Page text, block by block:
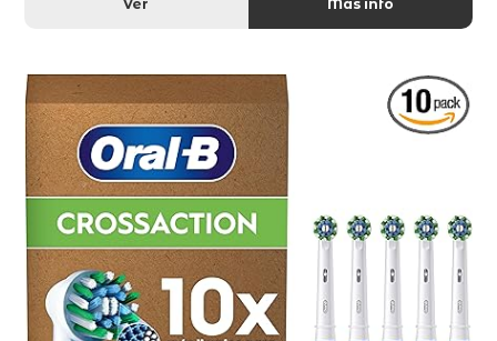
Ver Más info